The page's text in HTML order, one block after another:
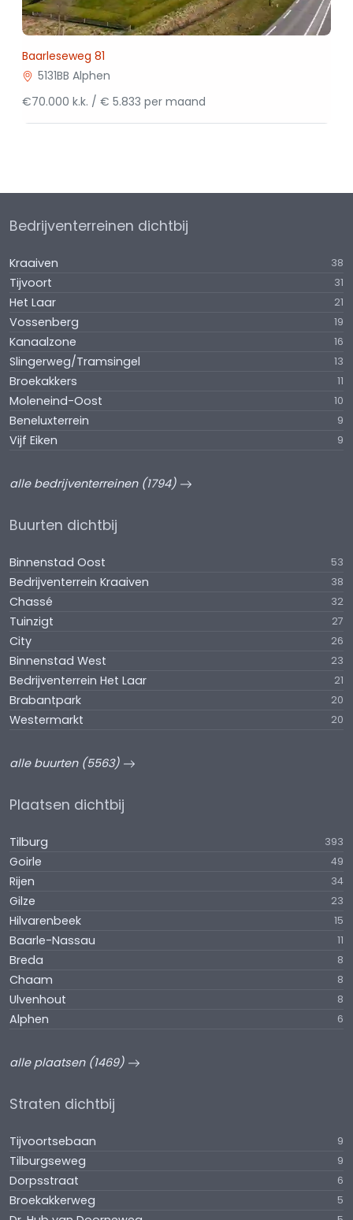
Baarleseweg 81
5131BB Alphen
€70.000 k.k. / € 5.833 per maand
Bedrijventerreinen dichtbij
Kraaiven 38
Tijvoort 31
Het Laar 21
Vossenberg 19
Kanaalzone 16
Slingerweg/Tramsingel 13
Broekakkers 11
Moleneind-Oost 10
Beneluxterrein 9
Vijf Eiken 9
alle bedrijventerreinen (1794)
Buurten dichtbij
Binnenstad Oost 53
Bedrijventerrein Kraaiven 38
Chassé 32
Tuinzigt 27
City 26
Binnenstad West 23
Bedrijventerrein Het Laar 21
Brabantpark 20
Westermarkt 20
alle buurten (5563)
Plaatsen dichtbij
Tilburg 393
Goirle 49
Rijen 34
Gilze 23
Hilvarenbeek 15
Baarle-Nassau 11
Breda 8
Chaam 8
Ulvenhout 8
Alphen 6
alle plaatsen (1469)
Straten dichtbij
Tijvoortsebaan 9
Tilburgseweg 9
Dorpsstraat 6
Broekakkerweg 5